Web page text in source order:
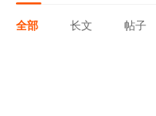
全部 长文 帖子